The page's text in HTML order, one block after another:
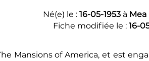
Né(e) le : 16-05-1953 à Mea
Fiche modifiée le : 16-
Mansions of America, et est